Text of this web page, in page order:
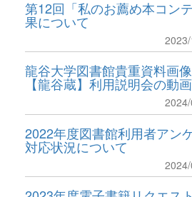
第12回「私のお薦め本コン
果について
龍谷大学図書館貴重資料画
【龍谷蔵】利用説明会の動
2022年度図書館利用者アン
対応状況について